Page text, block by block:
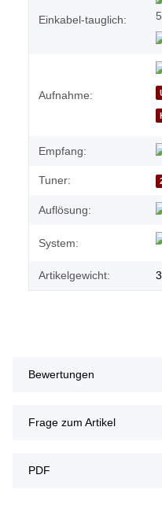
Einkabel-tauglich:
Aufnahme:
Empfang:
Tuner:
Auflösung:
System:
Artikelgewicht:
Bewertungen
Frage zum Artikel
PDF